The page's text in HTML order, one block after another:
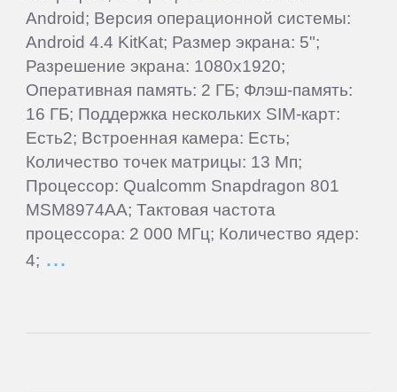
Android; Версия операционной системы:
Android 4.4 KitKat; Размер экрана: 5";
Разрешение экрана: 1080x1920;
Оперативная память: 2 ГБ; Флэш-память:
16 ГБ; Поддержка нескольких SIM-карт:
Есть2; Встроенная камера: Есть;
Количество точек матрицы: 13 Мп;
Процессор: Qualcomm Snapdragon 801
MSM8974AA; Тактовая частота
процессора: 2 000 МГц; Количество ядер:
4;
LG
Mann
MEIZU
Micromax
Motorola